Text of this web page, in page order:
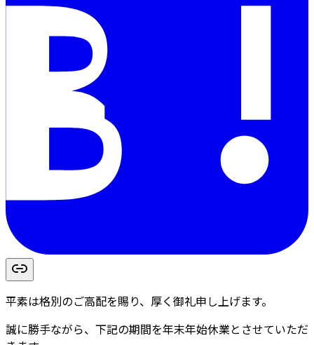
平素は格別のご高配を賜り、厚く御礼申し上げます。
誠に勝手ながら、下記の期間を年末年始休業とさせていただ